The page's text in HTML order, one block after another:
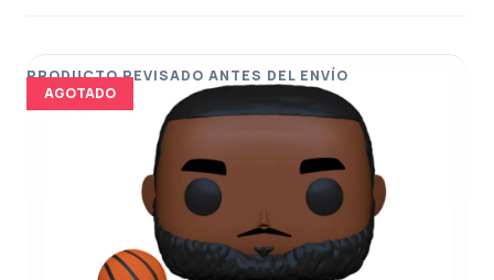
AGOTADO